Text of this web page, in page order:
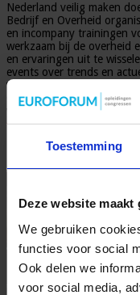
Toestemming
Deze website
We gebruiken
functies voor social
Ook delen we
voor social media,
Nederland veilig maken
Bedrijf en Overheid
en incompany trainingen
werkzaam bij de overheid
en ervaringen uit te
events over trends en
veiligheid. Meer informatie
Overheid en het
www.sbo.nl/veiligheid
Gerelateerde